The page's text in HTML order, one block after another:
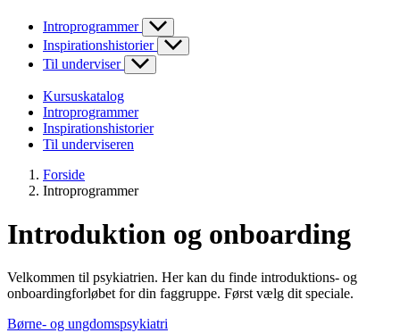
Introprogrammer
Inspirationshistorier
Til underviser
Kursuskatalog
Introprogrammer
Inspirationshistorier
Til underviseren
Forside
Introprogrammer
Introduktion og onboarding
Velkommen til psykiatrien. Her kan du finde introduktions- og
onboardingforløbet for din faggruppe. Først vælg dit speciale.
Børne- og ungdomspsykiatri